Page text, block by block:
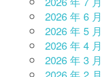
2026 年 6 月
2026 年 5 月
2026 年 4 月
2026 年 3 月